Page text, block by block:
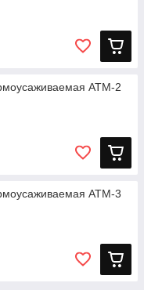
АТМ-2
АТМ-3